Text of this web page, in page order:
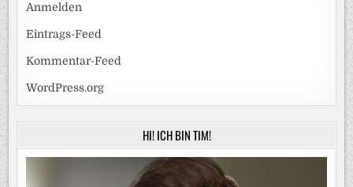
Anmelden
Eintrags-Feed
Kommentar-Feed
WordPress.org
HI! ICH BIN TIM!